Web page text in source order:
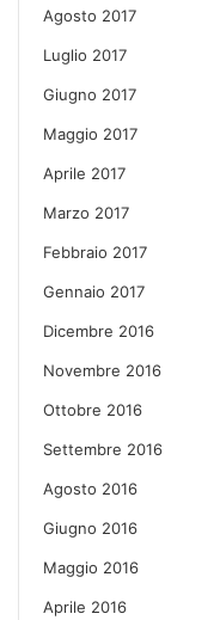
Agosto 2017
Luglio 2017
Giugno 2017
Maggio 2017
Aprile 2017
Marzo 2017
Febbraio 2017
Gennaio 2017
Dicembre 2016
Novembre 2016
Ottobre 2016
Settembre 2016
Agosto 2016
Giugno 2016
Maggio 2016
Aprile 2016